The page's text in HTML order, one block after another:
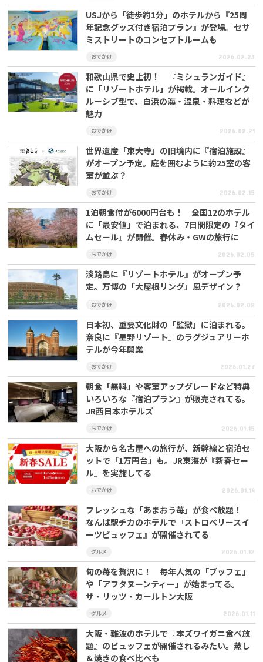
USJから「徒歩約1分」のホテルから『25周
年記念グッズ付き宿泊プラン』が登場。セサ
ミストリートのコンセプトルームも
おでかけ 2026.02.23
和歌山県で史上初！ 『ミシュランガイド』
に「リゾートホテル」が掲載。オールインク
ルーシブ型で、⽩浜の海・温泉・料理などが
魅力
おでかけ 2026.02.21
世界遺産「東大寺」の旧境内に『宿泊施設』
がオープン予定。庭を囲むように約25室の客
室が並ぶ？
おでかけ 2026.02.15
1泊朝食付が6000円台も！ 全国12のホテル
に「最安値」で泊まれる、7日間限定の『タイ
ムセール』が開催。春休み・GWの旅行に
おでかけ 2026.02.05
淡路島に『リゾートホテル』がオープン予
定。万博の「大屋根リング」風デザイン？
おでかけ 2026.02.02
日本初、重要文化財の「監獄」に泊まれる。
奈良に『星野リゾート』のラグジュアリーホ
テルが今年開業
おでかけ 2026.01.27
朝食「無料」や客室アップグレードなど特典
いろいろな『宿泊プラン』が販売されてる。
JR西日本ホテルズ
おでかけ 2026.01.15
大阪から名古屋への旅行が、新幹線と宿泊セ
ットで「1万円台」も。JR東海が『新春セー
ル』を実施してる
おでかけ 2026.01.14
フレッシュな「あまおう苺」が食べ放題！
なんば駅チカのホテルで『ストロベリースイ
ーツビュッフェ』が開催されてる
グルメ 2026.01.12
旬の苺を贅沢に！ 毎年人気の「ブッフェ」
や「アフタヌーンティー」が始まってる。
ザ・リッツ・カールトン大阪
グルメ 2026.01.11
大阪・難波のホテルで『本ズワイガニ食べ放
題』のビュッフェが開催されるみたい。蒸し
＆焼きの食べ比べも